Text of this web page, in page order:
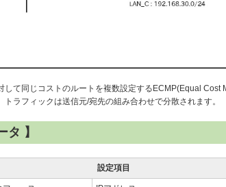
して同じコストのルートを複数設定するECMP(Equal Cost
トラフィックは送信元/宛先の組み合わせで分散されます。
タ 】
設定項目